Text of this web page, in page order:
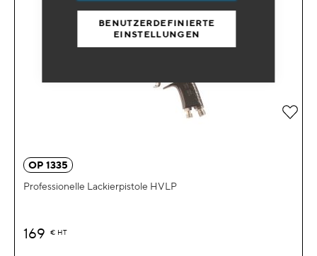
BENUTZERDEFINIERTE
EINSTELLUNGEN
OP 1335
Professionelle Lackierpistole HVLP
169 € HT
Zur